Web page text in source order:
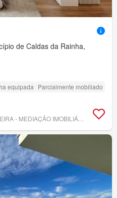
de Caldas da Rainha,
equipada Parcialmente mobiliado